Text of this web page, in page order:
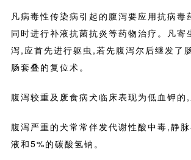
凡病毒性传染病引起的腹泻要应用抗病毒
同时进行补液抗菌抗炎等药物治疗。凡寄
泻,应首先进行躯虫,若先腹泻尔后继发了
肠套叠的复位术。
腹泻较重及废食病犬临床表现为低血钾的,
腹泻严重的犬常常伴发代谢性酸中毒,静
液和5%的碳酸氢钠。